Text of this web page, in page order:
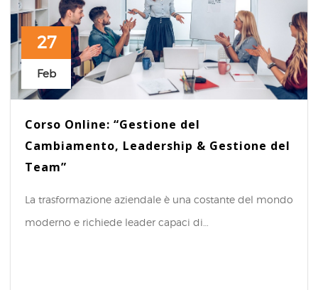
27
Feb
Corso Online: “Gestione del
Cambiamento, Leadership & Gestione del
Team”
La trasformazione aziendale è una costante del mondo
moderno e richiede leader capaci di…